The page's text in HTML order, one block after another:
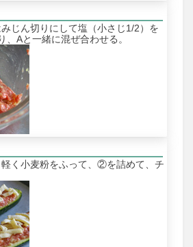
じん切りにして塩（小さじ1/2）を
、Aと一緒に混ぜ合わせる。
く小麦粉をふって、②を詰めて、チ